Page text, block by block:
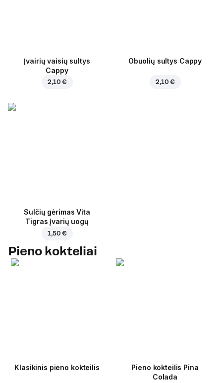
Įvairių vaisių sultys
Cappy
2,10 €
Obuolių sultys Cappy
2,10 €
Sulčių gėrimas Vita
Tigras įvarių uogų
1,50 €
Pieno kokteliai
Klasikinis pieno kokteilis
Pieno kokteilis Pina
Colada